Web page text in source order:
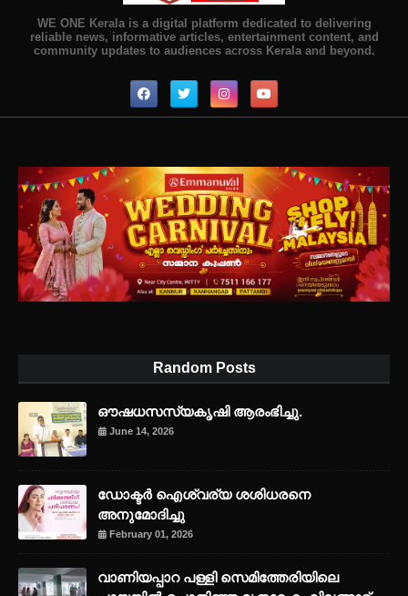
WE ONE Kerala is a digital platform dedicated to delivering
reliable news, informative articles, entertainment content, and
community updates to audiences across Kerala and beyond.
Random Posts
ഔഷധസസ്യകൃഷി ആരംഭിച്ചു.
June 14, 2026
ഡോക്ടർ ഐശ്വര്യ ശശിധരനെ
അനുമോദിച്ചു
February 01, 2026
വാണിയപ്പാറ പള്ളി സെമിത്തേരിയിലെ